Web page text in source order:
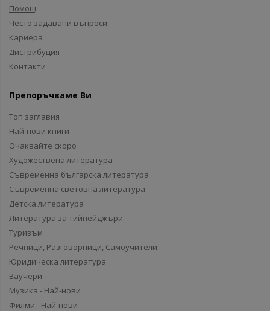
Помощ
Често задавани въпроси
Кариера
Дистрибуция
Контакти
Препоръчваме Ви
Топ заглавия
Най-нови книги
Очаквайте скоро
Художествена литература
Съвременна българска литература
Съвременна световна литература
Детска литература
Литература за тийнейджъри
Туризъм
Речници, Разговорници, Самоучители
Юридическа литература
Ваучери
Музика - Най-нови
Филми - Най-нови